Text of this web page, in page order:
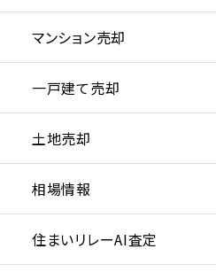
マンション売却
一戸建て売却
土地売却
相場情報
住まいリレーAI査定